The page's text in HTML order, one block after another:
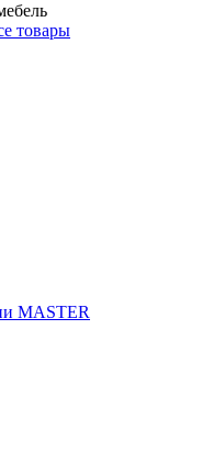
товары
MASTER